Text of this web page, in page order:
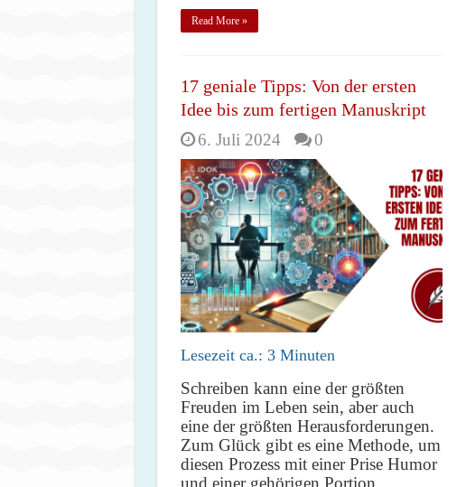
Read More »
17 geniale Tipps: Von der ersten
Idee bis zum fertigen Manuskript
6. Juli 2024 0
Lesezeit ca.: 3 Minuten
Schreiben kann eine der größten
Freuden im Leben sein, aber auch
eine der größten Herausforderungen.
Zum Glück gibt es eine Methode, um
diesen Prozess mit einer Prise Humor
und einer gehörigen Portion